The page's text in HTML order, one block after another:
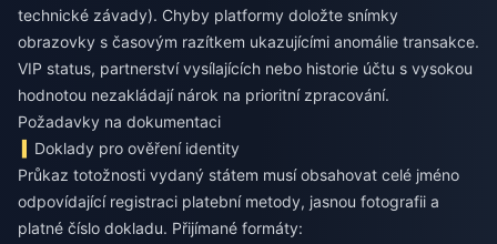
technické závady). Chyby platformy doložte snímky
obrazovky s časovým razítkem ukazujícími anomálie transakce.
VIP status, partnerství vysílajících nebo historie účtu s vysokou
hodnotou nezakládají nárok na prioritní zpracování.
Požadavky na dokumentaci
Doklady pro ověření identity
Průkaz totožnosti vydaný státem musí obsahovat celé jméno
odpovídající registraci platební metody, jasnou fotografii a
platné číslo dokladu. Přijímané formáty: